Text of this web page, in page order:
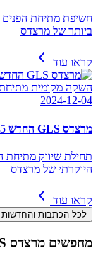
ביותר של מרצדס
קראו עוד
השקה מקומית מתיחת
2024-12-04
מרצדס GLS החדש 2025 : מחיר החל מ- 1,049,900 ש"ח
היוקרתי של מרצדס
קראו עוד
לכל הכתבות והחדשות
מחפשים מרצדס GLS